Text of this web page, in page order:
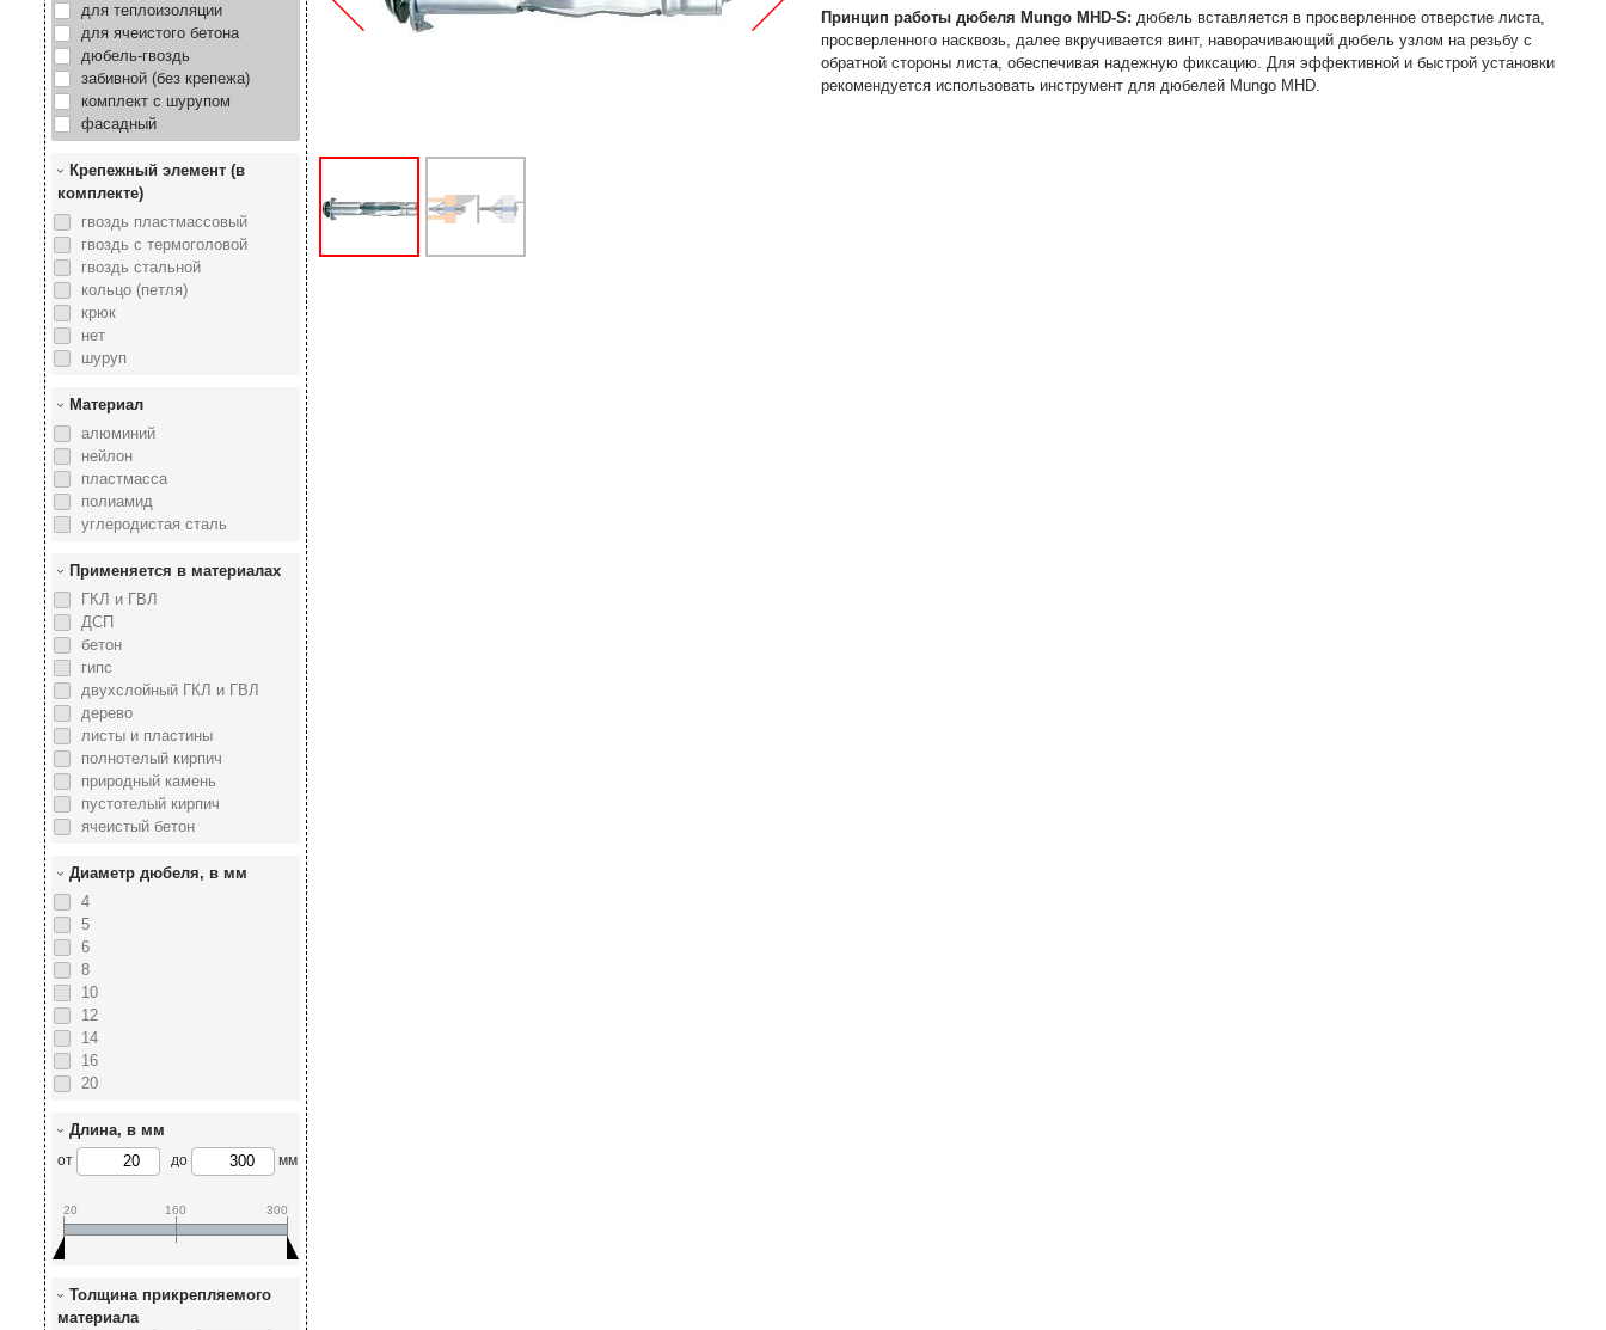
для теплоизоляции
для ячеистого бетона
дюбель-гвоздь
забивной (без крепежа)
комплект с шурупом
фасадный
Крепежный элемент (в
комплекте)
гвоздь пластмассовый
гвоздь с термоголовой
гвоздь стальной
кольцо (петля)
крюк
нет
шуруп
Материал
алюминий
нейлон
пластмасса
полиамид
углеродистая сталь
Применяется в материалах
ГКЛ и ГВЛ
ДСП
бетон
гипс
двухслойный ГКЛ и ГВЛ
дерево
листы и пластины
полнотелый кирпич
природный камень
пустотелый кирпич
ячеистый бетон
Диаметр дюбеля, в мм
4
5
6
8
10
12
14
16
20
Длина, в мм
от до мм
20 160 300
Толщина прикрепляемого
материала
Принцип работы дюбеля Mungo MHD-S: дюбель вставляется в просверленное отверстие листа,
просверленного насквозь, далее вкручивается винт, наворачивающий дюбель узлом на резьбу с
обратной стороны листа, обеспечивая надежную фиксацию. Для эффективной и быстрой установки
рекомендуется использовать инструмент для дюбелей Mungo MHD.